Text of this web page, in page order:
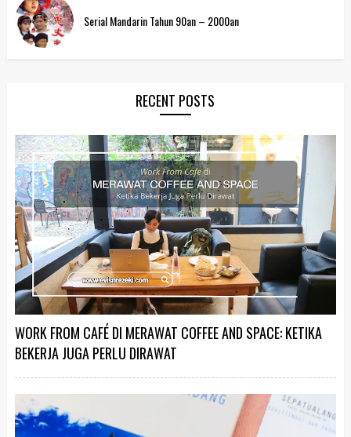
Serial Mandarin Tahun 90an – 2000an
RECENT POSTS
WORK FROM CAFÉ DI MERAWAT COFFEE AND SPACE: KETIKA
BEKERJA JUGA PERLU DIRAWAT